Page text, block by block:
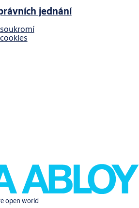
jednání
open world